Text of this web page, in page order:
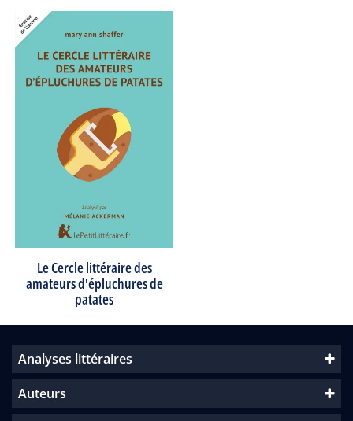
Le Cercle littéraire des
amateurs d'épluchures de
patates
Analyses littéraires
Auteurs